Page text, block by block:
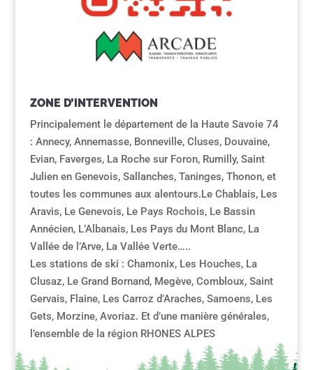
ZONE D’INTERVENTION
Principalement le département de la Haute Savoie 74
: Annecy, Annemasse, Bonneville, Cluses, Douvaine,
Evian, Faverges, La Roche sur Foron, Rumilly, Saint
Julien en Genevois, Sallanches, Taninges, Thonon, et
toutes les communes aux alentours.Le Chablais, Les
Aravis, Le Genevois, Le Pays Rochois, Le Bassin
Annécien, L’Albanais, Les Pays du Mont Blanc, La
Vallée de l’Arve, La Vallée Verte…..
Les stations de ski : Chamonix, Les Houches, La
Clusaz, Le Grand Bornand, Megève, Combloux, Saint
Gervais, Flaine, Les Carroz d’Araches, Samoens, Les
Gets, Morzine, Avoriaz. Et d’une manière générales,
l’ensemble de la région RHONES ALPES